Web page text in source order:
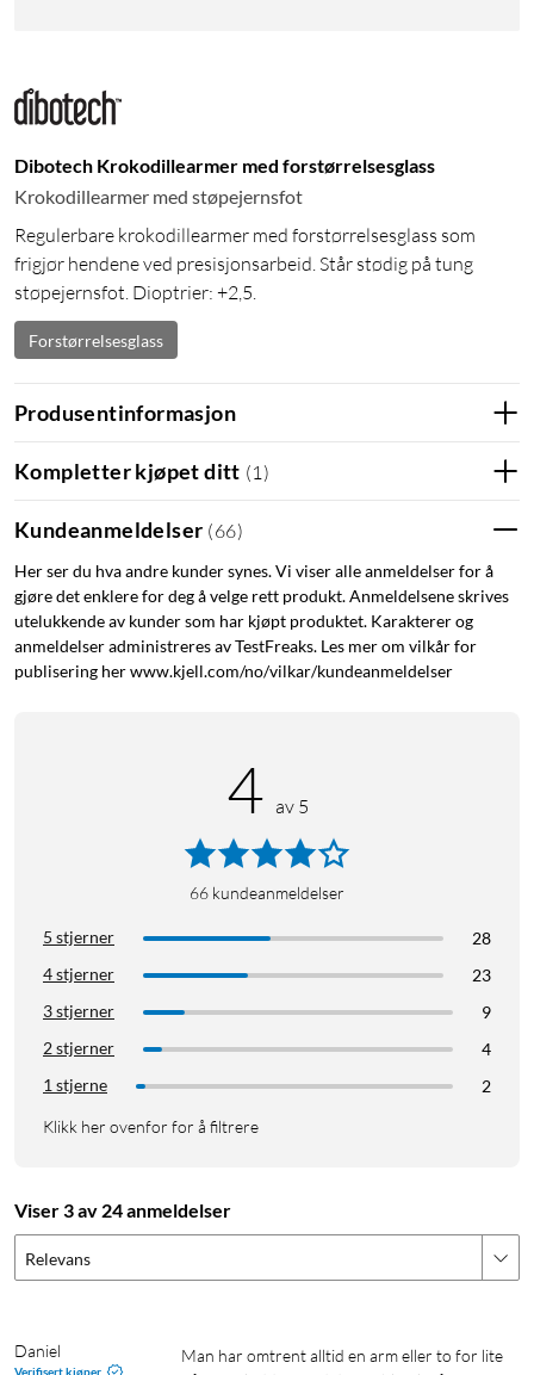
Dibotech Krokodillearmer med forstørrelsesglass
Krokodillearmer med støpejernsfot
Regulerbare krokodillearmer med forstørrelsesglass som
frigjør hendene ved presisjonsarbeid. Står stødig på tung
støpejernsfot. Dioptrier: +2,5.
Forstørrelsesglass
Produsentinformasjon
Kompletter kjøpet ditt (1 )
Kundeanmeldelser (66)
Her ser du hva andre kunder synes. Vi viser alle anmeldelser for å
gjøre det enklere for deg å velge rett produkt. Anmeldelsene skrives
utelukkende av kunder som har kjøpt produktet. Karakterer og
anmeldelser administreres av TestFreaks. Les mer om vilkår for
publisering her www.kjell.com/no/vilkar/kundeanmeldelser
4 av 5
66 kundeanmeldelser
5 stjerner
28
4 stjerner
23
3 stjerner
9
2 stjerner
4
1 stjerne
2
Klikk her ovenfor for å filtrere
Viser 3 av 24 anmeldelser
Relevans
Daniel
Verifisert kjøper
Man har omtrent alltid en arm eller to for lite